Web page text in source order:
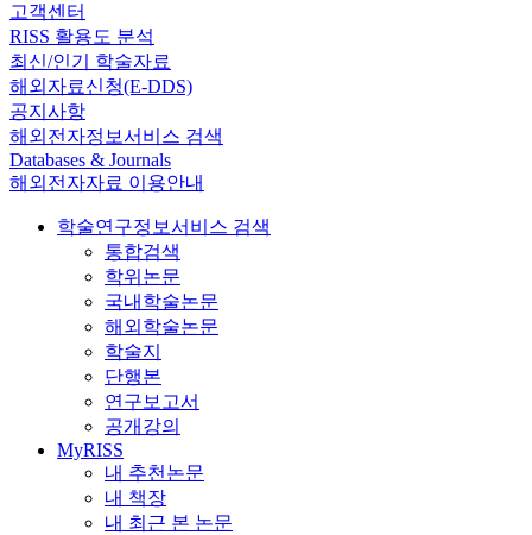
고객센터
RISS 활용도 분석
최신/인기 학술자료
해외자료신청(E-DDS)
공지사항
해외전자정보서비스 검색
Databases & Journals
해외전자자료 이용안내
학술연구정보서비스 검색
통합검색
학위논문
국내학술논문
해외학술논문
학술지
단행본
연구보고서
공개강의
MyRISS
내 추천논문
내 책장
내 최근 본 논문